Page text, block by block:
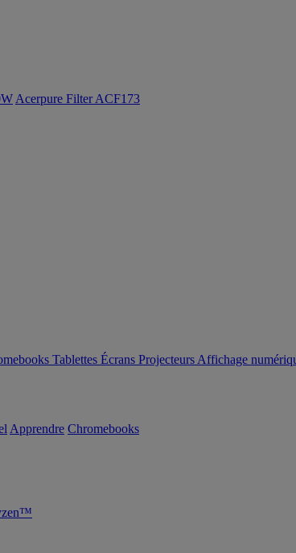
Acerpure Filter ACF173
Tablettes Écrans Projecteurs Affichage
Apprendre Chromebooks